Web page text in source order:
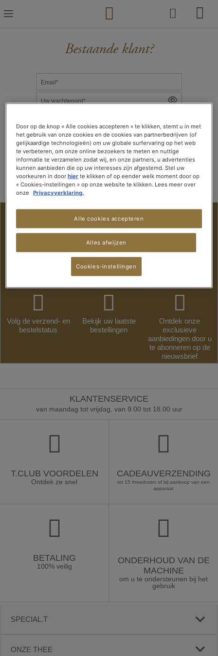
naar
de
Bestaande klant?
Email*
Uw wachtwoord*
VERBINDING MAKEN
Wachtwoord vergeten?
Nieuwe klant?
CREËER EEN ACCOUNT
Maak uw account en: :
Volg de verzend- en
bestelstatus
Bekijk uw laatste
bestellingen
Ontdek onze
exclusieve
aanbiedingen door u
te abonneren op de
nieuwsbrief
KLANTENSERVICE
van maandag tot vrijdag, van 9.00 tot 18.00 uur
T.CLUB VOORDELEN
Ontdek ze snel
CADEAUVERZENDING
tot 15 theedozen of bij aankoop van een
apparaat
BETALING
100% veilig
ONDERHOUD VAN DE
MACHINE
om u te ondersteunen bij het
gebruik
SPECIAL.T
ONZE THEE
Door op de knop « Alle cookies accepteren » te klikken, stemt u in met
het gebruik van onze cookies en de cookies van partnerbedrijven (of
gelijkaardige technologieën) om uw globale surfervaring op het web
te verbeteren, om onze online bezoekers te meten en nuttige
informatie te verzamelen zodat wij, en onze partners, u advertenties
kunnen aanbieden die op uw interesses zijn afgestemd. Stel uw
voorkeuren in doorhier te klikken of op eender welk moment door op
« Cookies-instellingen » op onze website te klikken. Lees meer over
onze
Privacyverklaring.
Alles afwijzen
Alle cookies accepteren
Cookies-instellingen